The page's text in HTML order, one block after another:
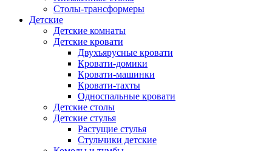
Столы-трансформеры
Детские
Детские комнаты
Детские кровати
Двухъярусные кровати
Кровати-домики
Кровати-машинки
Кровати-тахты
Односпальные кровати
Детские столы
Детские стулья
Растущие стулья
Стульчики детские